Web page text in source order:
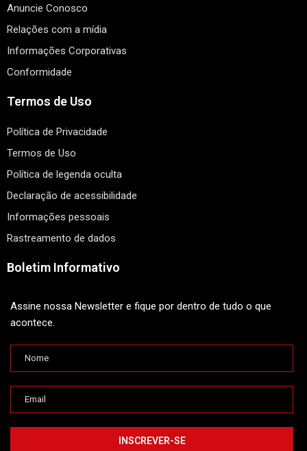
Anuncie Conosco
Relações com a mídia
Informações Corporativas
Conformidade
Termos de Uso
Política de Privacidade
Termos de Uso
Política de legenda oculta
Declaração de acessibilidade
Informações pessoais
Rastreamento de dados
Boletim Informativo
Assine nossa Newsletter e fique por dentro de tudo o que
acontece.